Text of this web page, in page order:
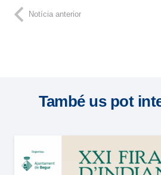
Notícia anterior
També us pot